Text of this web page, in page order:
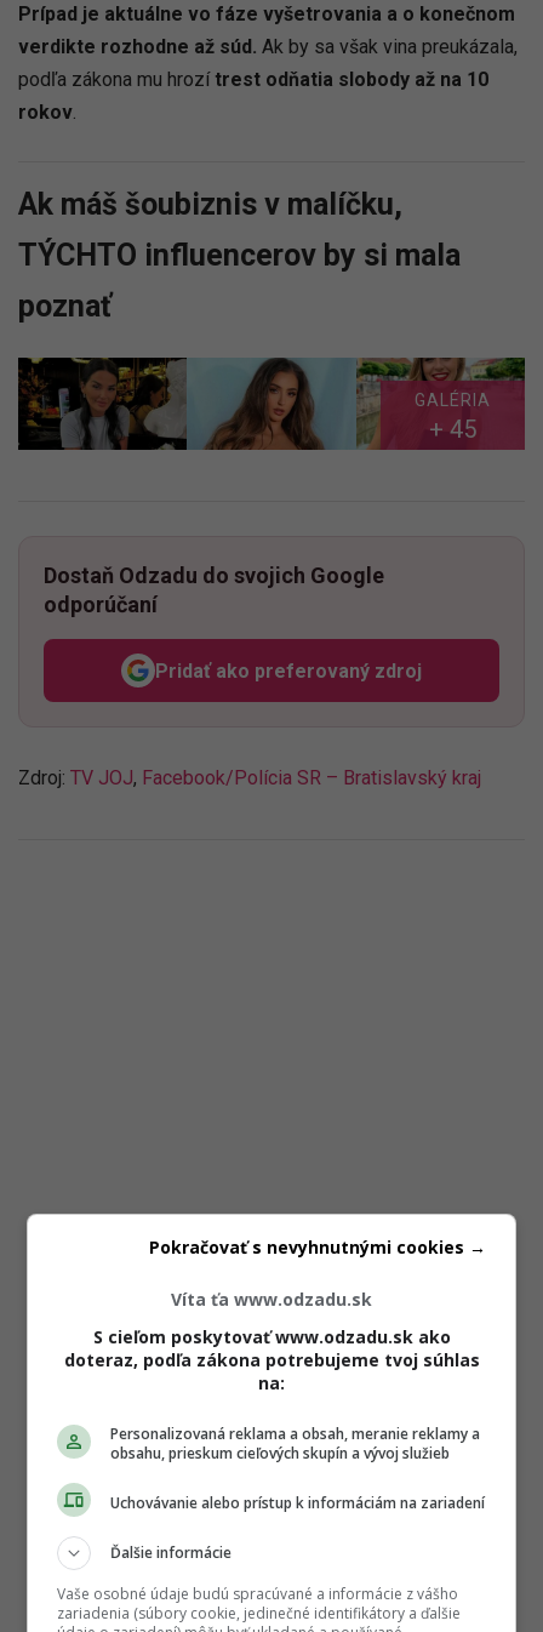
Prípad je aktuálne vo fáze vyšetrovania a o konečnom
verdikte rozhodne až súd. Ak by sa však vina preukázala,
podľa zákona mu hrozí trest odňatia slobody až na 10
rokov
Ak máš šoubiznis v malíčku,
TÝCHTO influencerov by si mala
poznať
GALÉRIA
+ 45
Dostaň Odzadu do svojich Google
odporúčaní
Pridať ako preferovaný zdroj
Odzadu, odkaz sa otvorí v
Zdroj: TV JOJ, Facebook/Polícia SR – Bratislavský kraj
Víta ťa www.odzadu.sk
S cieľom poskytovať www.odzadu.sk ako
doteraz, podľa zákona potrebujeme tvoj súhlas
na:
Personalizovaná reklama a obsah, meranie reklamy a
obsahu, prieskum cieľových skupín a vývoj služieb
Uchovávanie alebo prístup k informáciám na zariadení
Ďalšie informácie
Vaše osobné údaje budú spracúvané a informácie z vášho
zariadenia (súbory cookie, jedinečné identifikátory a ďalšie
Pokračovať s nevyhnutnými cookies →